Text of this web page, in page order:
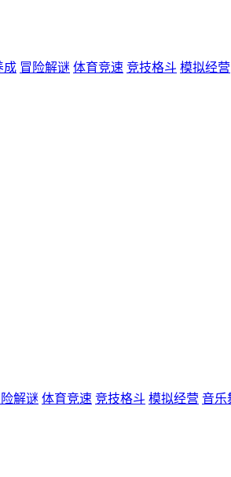
成 冒险解谜 体育竞速 竞技格斗 模拟经营
解谜 体育竞速 竞技格斗 模拟经营 音乐